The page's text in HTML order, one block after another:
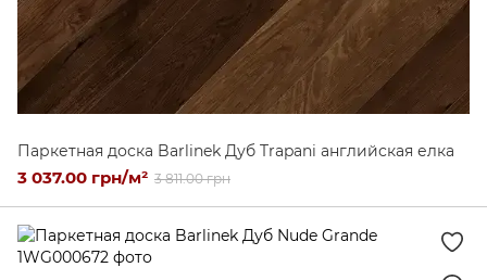
Паркетная доска Barlinek Дуб Trapani английская елка
3 037.00 грн/м² 3 811.00 грн